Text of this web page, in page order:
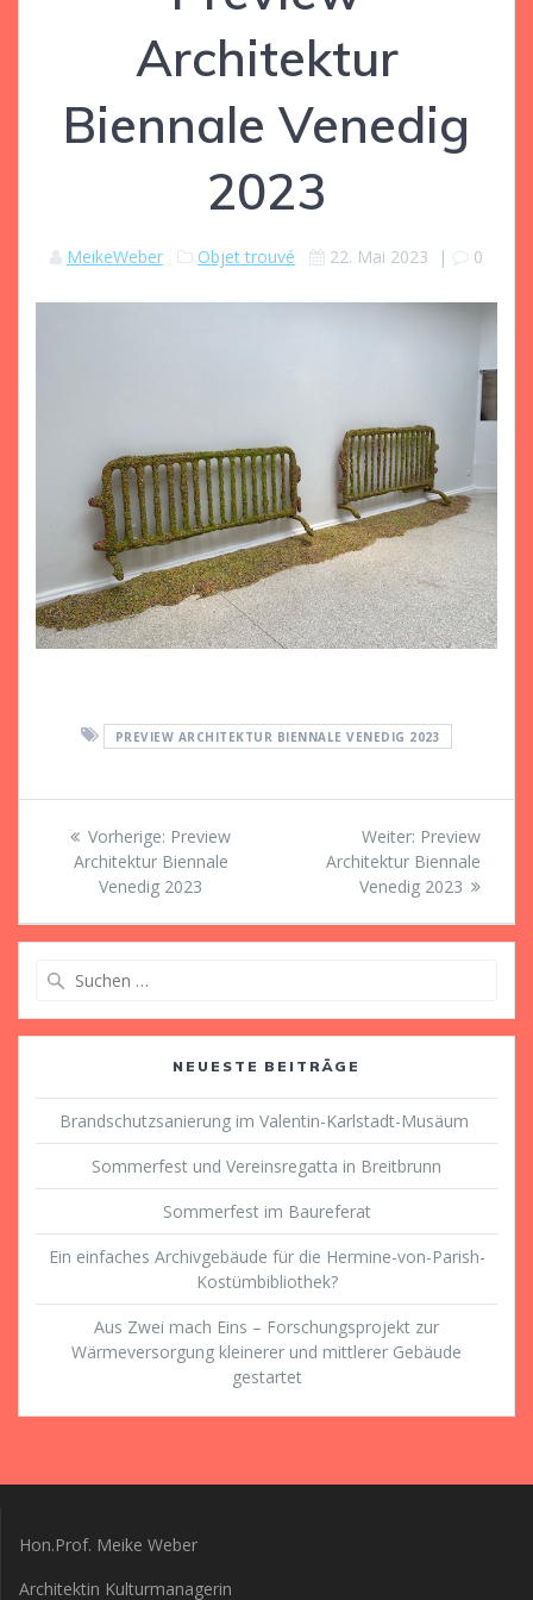
Architektur
Biennale Venedig
2023
MeikeWeber Objet trouvé 22. Mai 2023 | 0
PREVIEW ARCHITEKTUR BIENNALE VENEDIG 2023
Beitragsnavigation
Vorherige: Vorheriger
Beitrag:
Preview
Architektur Biennale
Venedig 2023
Weiter: Nächster
Beitrag:
Preview
Architektur Biennale
Venedig 2023
NEUESTE BEITRÄGE
Brandschutzsanierung im Valentin-Karlstadt-Musäum
Sommerfest und Vereinsregatta in Breitbrunn
Sommerfest im Baureferat
Ein einfaches Archivgebäude für die Hermine-von-Parish-
Kostümbibliothek?
Aus Zwei mach Eins – Forschungsprojekt zur
Wärmeversorgung kleinerer und mittlerer Gebäude
gestartet
Hon.Prof. Meike Weber
Architektin Kulturmanagerin